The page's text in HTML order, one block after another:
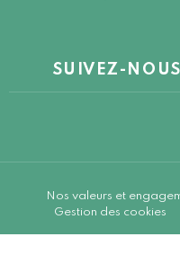
SUIVEZ-
Nos valeurs et
Gestion des cookies